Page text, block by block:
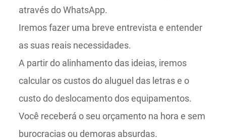
através do WhatsApp.
Iremos fazer uma breve entrevista e entender
as suas reais necessidades.
A partir do alinhamento das ideias, iremos
calcular os custos do aluguel das letras e o
custo do deslocamento dos equipamentos.
Você receberá o seu orçamento na hora e sem
burocracias ou demoras absurdas.